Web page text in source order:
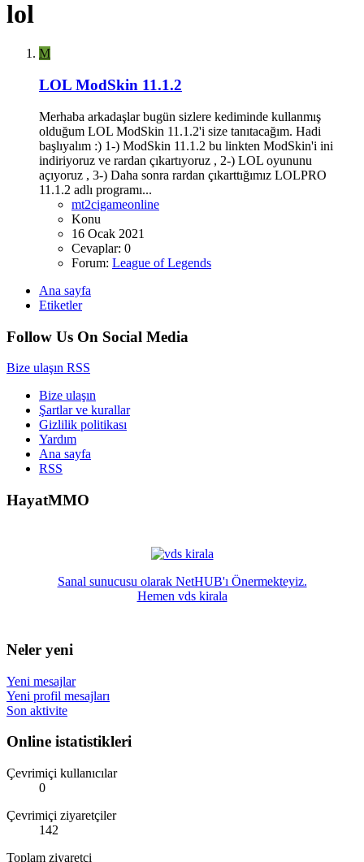
lol
M
LOL ModSkin 11.1.2
Merhaba arkadaşlar bugün sizlere kediminde kullanmış
olduğum LOL ModSkin 11.1.2'i size tanıtacağım. Hadi
başlıyalım :) 1-) ModSkin 11.1.2 bu linkten ModSkin'i ini
indiriyoruz ve rardan çıkartıyoruz , 2-) LOL oyununu
açıyoruz , 3-) Daha sonra rardan çıkarttığımız LOLPRO
11.1.2 adlı programı...
mt2cigameonline
Konu
16 Ocak 2021
Cevaplar: 0
Forum: League of Legends
Ana sayfa
Etiketler
Follow Us On Social Media
Bize ulaşın RSS
Bize ulaşın
Şartlar ve kurallar
Gizlilik politikası
Yardım
Ana sayfa
RSS
HayatMMO
Sanal sunucusu olarak NetHUB'ı Önermekteyiz.
Hemen vds kirala
Neler yeni
Yeni mesajlar
Yeni profil mesajları
Son aktivite
Online istatistikleri
Çevrimiçi kullanıcılar
0
Çevrimiçi ziyaretçiler
142
Toplam ziyaretçi